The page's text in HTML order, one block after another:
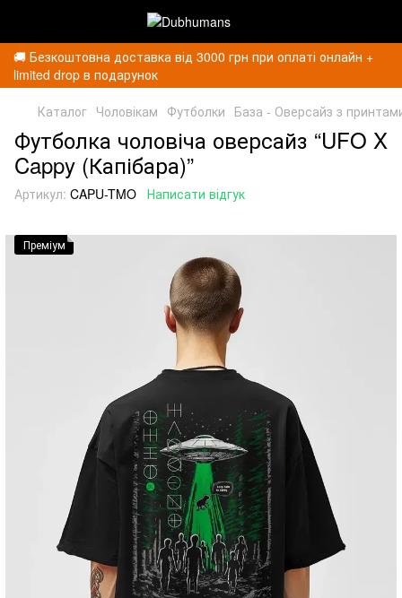
🚚 Безкоштовна доставка від 3000 грн при оплаті онлайн +
limited drop в подарунок
Каталог Чоловікам Футболки База - Оверсайз з
Футболка чоловіча оверсайз “UFO X
Cappy (Капібара)”
Артикул: CAPU-TMO Написати відгук
Преміум